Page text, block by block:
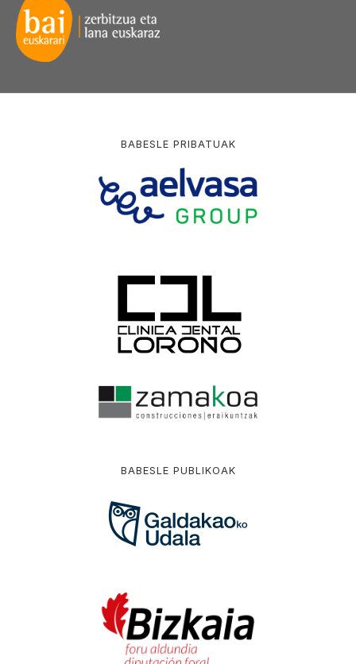
BABESLE PRIBATUAK
BABESLE PUBLIKOAK